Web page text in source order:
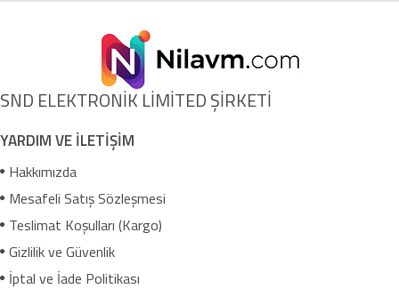
SND ELEKTRONİK LİMİTED ŞİRKETİ
YARDIM VE İLETİŞİM
Hakkımızda
Mesafeli Satış Sözleşmesi
Teslimat Koşulları (Kargo)
Gizlilik ve Güvenlik
İptal ve İade Politikası